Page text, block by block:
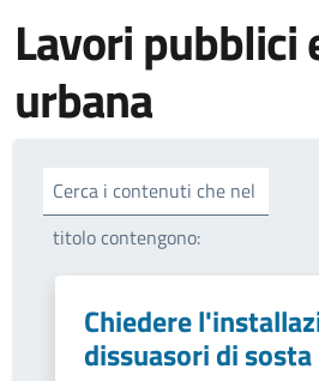
Lavori pubblici
urbana
Cerca i contenuti che nel
titolo contengono:
Chiedere
dissuasori di sosta